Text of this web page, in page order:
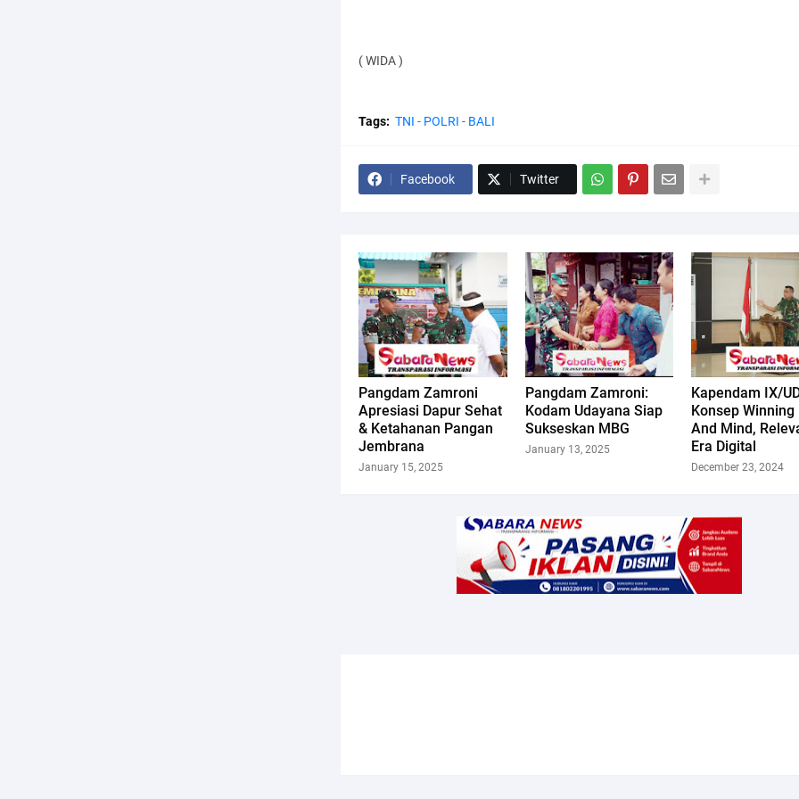
( WIDA )
Tags: TNI - POLRI - BALI
Facebook Twitter
Pangdam Zamroni
Apresiasi Dapur Sehat
& Ketahanan Pangan
Jembrana
January 15, 2025
Pangdam Zamroni:
Kodam Udayana Siap
Sukseskan MBG
January 13, 2025
Kapendam IX/
Konsep Winning
And Mind,
Era Digital
December 23, 2024